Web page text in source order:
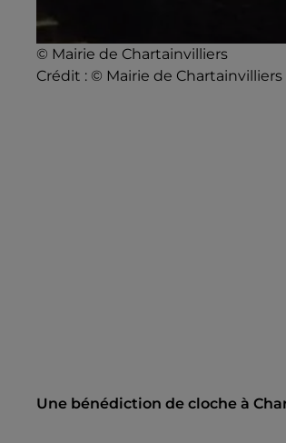
© Mairie de Chartainvilliers
Crédit : © Mairie de Chartainvilliers
Une bénédiction de cloche à